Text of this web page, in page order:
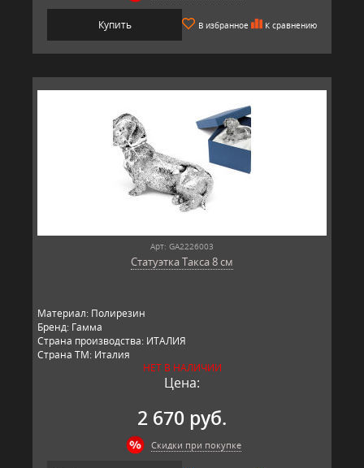
Купить В избранное К сравнению
Арт: GA2226003
Статуэтка Такса 8 см
Материал: Полирезин
Бренд: Гамма
Страна производства: ИТАЛИЯ
Страна ТМ: Италия
НЕТ В НАЛИЧИИ
Цена:
2 670 руб.
Скидки при покупке